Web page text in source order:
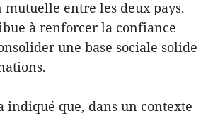
mutuelle entre les deux pays.
à renforcer la confiance
une base sociale solide
indiqué que, dans un contexte